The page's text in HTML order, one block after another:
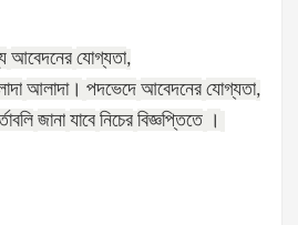
আবেদনের যোগ্যতা,
আলাদা। পদভেদে আবেদনের যোগ্যতা,
জানা যাবে নিচের বিজ্ঞপ্তিতে ।